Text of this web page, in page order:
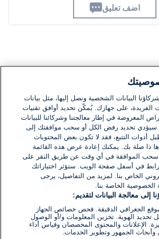
اضف تعليق
حتى الآن. كن الأول!
جديدًا ...
البيانات الشخصية ونصل إليها، مثل بيانات
الفريدة، على جهازك. يُمكّن تحديد أوافق تقنيات
المعروضة في إطار معالجتنا وشركائنا للبيانات
سيؤدي تحديد رفض الكل أو سحب موافقتك إلى
أدوات التتبع، فقد لا تكون بعض المحتويات
ذا صلة بك. يمكنك إعادة عرض هذه القائمة
أو سحب الموافقة في أي وقت عن طريق النقر على
في أسفل صفحة الويب. ستؤثر اختياراتك
الخاص بنا. لمزيد من التفاصيل، يرجى
الخاصة بنا.
إلى معالجة البيانات لتقديم:
الجغرافي الدقيقة. فحص خصائص الجهاز
الهوية. تخزين المعلومات و/أو الوصول
الإعلانات والمحتوى المخصصان وقياس أداء
وأبحاث الجمهور وتطوير الخدمات.